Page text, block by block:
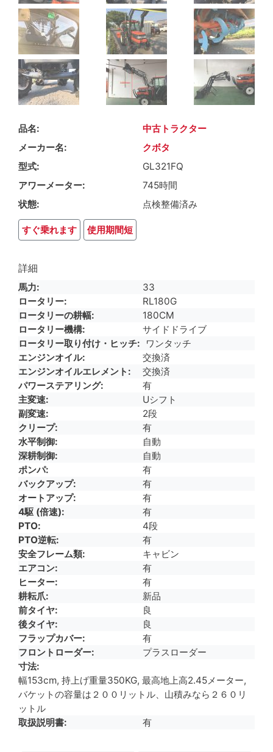
品名
中古トラクター
メーカー名
クボタ
型式
GL321FQ
アワーメーター
745時間
状態
点検整備済み
すぐ乗れます 使用期間短
詳細
馬力
33
ロータリー
RL180G
ロータリーの耕幅
180CM
ロータリー機構
サイドドライブ
ロータリー取り付け・ヒッチ
ワンタッチ
エンジンオイル
交換済
エンジンオイルエレメント
交換済
パワーステアリング
有
主変速
Uシフト
副変速
2段
クリープ
有
水平制御
自動
深耕制御
自動
ポンパ
有
バックアップ
有
オートアップ
有
4駆 (倍速)
有
PTO
4段
PTO逆転
有
安全フレーム類
キャビン
エアコン
有
ヒーター
有
耕耘爪
新品
前タイヤ
良
後タイヤ
良
フラップカバー
有
フロントローダー
プラスローダー
寸法
幅153cm, 持上げ重量350KG, 最高地上高2.45メーター,
バケットの容量は２００リットル、山積みなら２６０リ
ットル
取扱説明書
有